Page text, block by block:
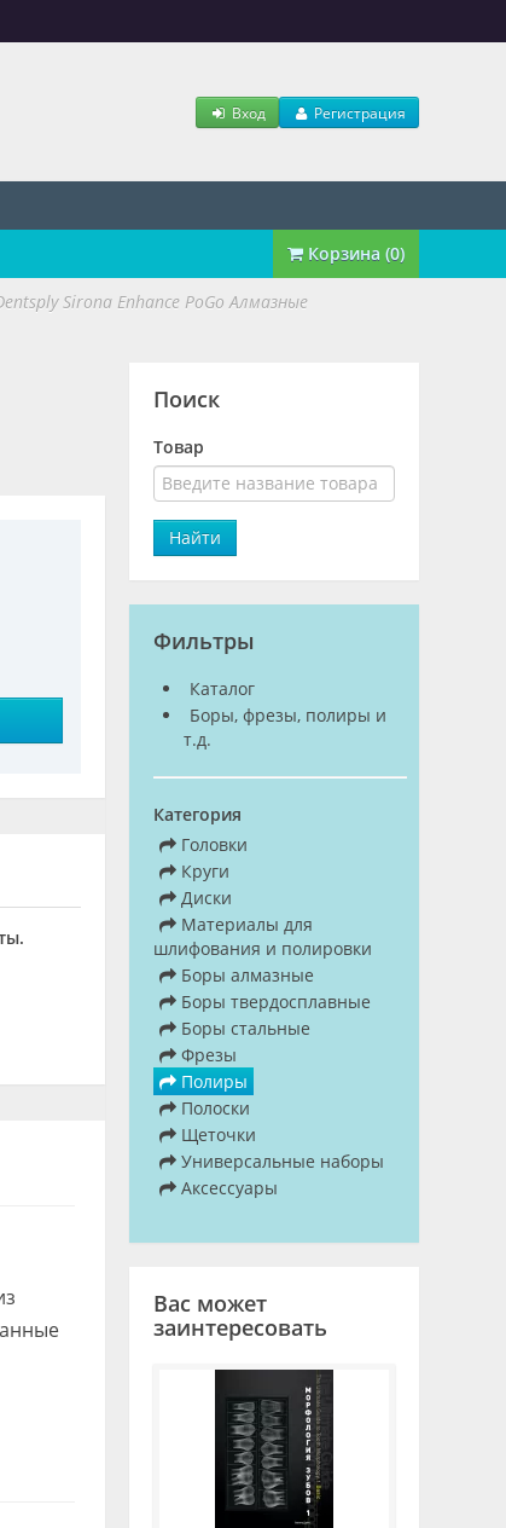
Вход Регистрация
Корзина (0)
Sirona Enhance PoGo Алмазные
Поиск
Товар
Найти
Фильтры
Каталог
Боры, фрезы, полиры и
т.д.
Категория
Головки
Круги
Диски
Материалы для
шлифования и полировки
Боры алмазные
Боры твердосплавные
Боры стальные
Фрезы
Полиры
Полоски
Щеточки
Универсальные наборы
Аксессуары
Вас может
заинтересовать